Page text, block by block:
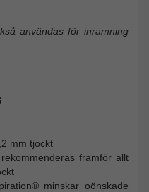
användas för inramning
mm tjockt
framför allt
minskar oönskade